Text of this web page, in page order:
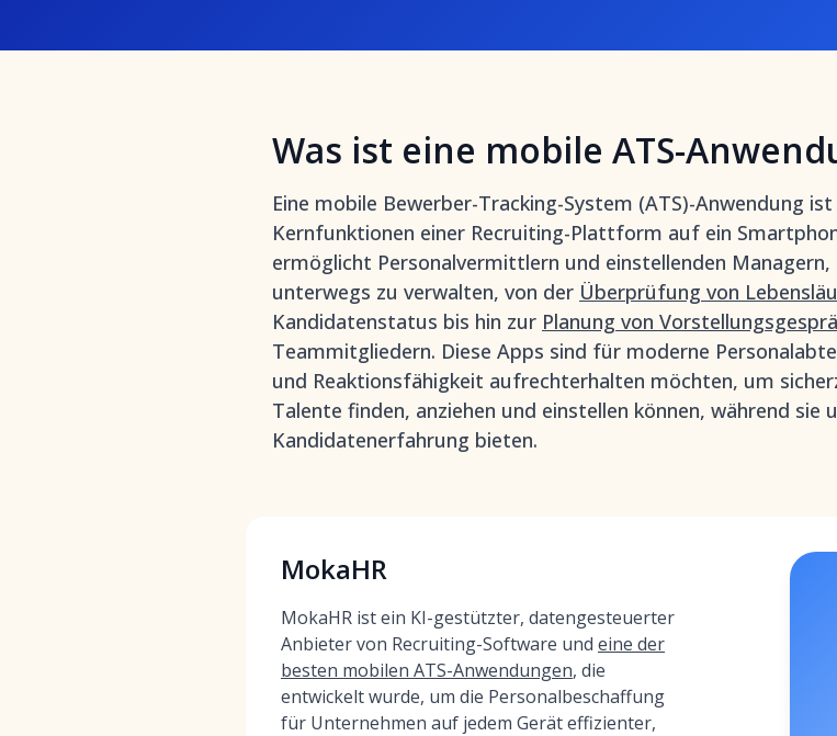
Was ist eine mobile ATS-
Eine mobile Bewerber-Tracking-System (ATS)-Anwendung
Kernfunktionen einer Recruiting-Plattform auf ein
ermöglicht Personalvermittlern und einstellenden
unterwegs zu verwalten, von der Überprüfung von
Kandidatenstatus bis hin zur Planung von
Teammitgliedern. Diese Apps sind für moderne
und Reaktionsfähigkeit aufrechterhalten möchten, um
Talente finden, anziehen und einstellen können, während
Kandidatenerfahrung bieten.
MokaHR
MokaHR ist ein KI-gestützter, datengesteuerter
Anbieter von Recruiting-Software und eine der
besten mobilen ATS-Anwendungen, die
entwickelt wurde, um die Personalbeschaffung
für Unternehmen auf jedem Gerät effizienter,